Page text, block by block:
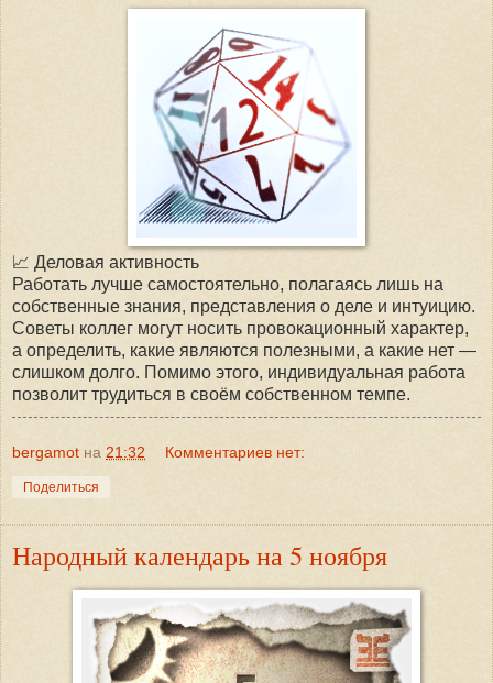
📈 Деловая активность
Работать лучше самостоятельно, полагаясь лишь на
собственные знания, представления о деле и интуицию.
Советы коллег могут носить провокационный характер,
а определить, какие являются полезными, а какие нет —
слишком долго. Помимо этого, индивидуальная работа
позволит трудиться в своём собственном темпе.
bergamot на 21:32 Комментариев нет:
Поделиться
Народный календарь на 5 ноября